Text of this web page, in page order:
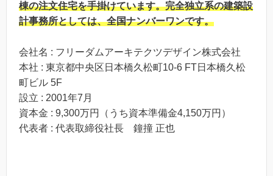
棟の注文住宅を手掛けています。完全独立系の建築設
計事務所としては、全国ナンバーワンです。
会社名 : フリーダムアーキテクツデザイン株式会社
本社 : 東京都中央区日本橋久松町10-6 FT日本橋久松
町ビル 5F
設立 : 2001年7月
資本金 : 9,300万円（うち資本準備金4,150万円）
代表者 : 代表取締役社長 鐘撞 正也